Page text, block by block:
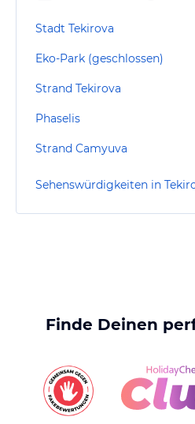
Stadt Tekirova
Eko-Park (geschlossen)
Strand Tekirova
Phaselis
Strand Camyuva
Sehenswürdigkeiten in
Finde Deinen